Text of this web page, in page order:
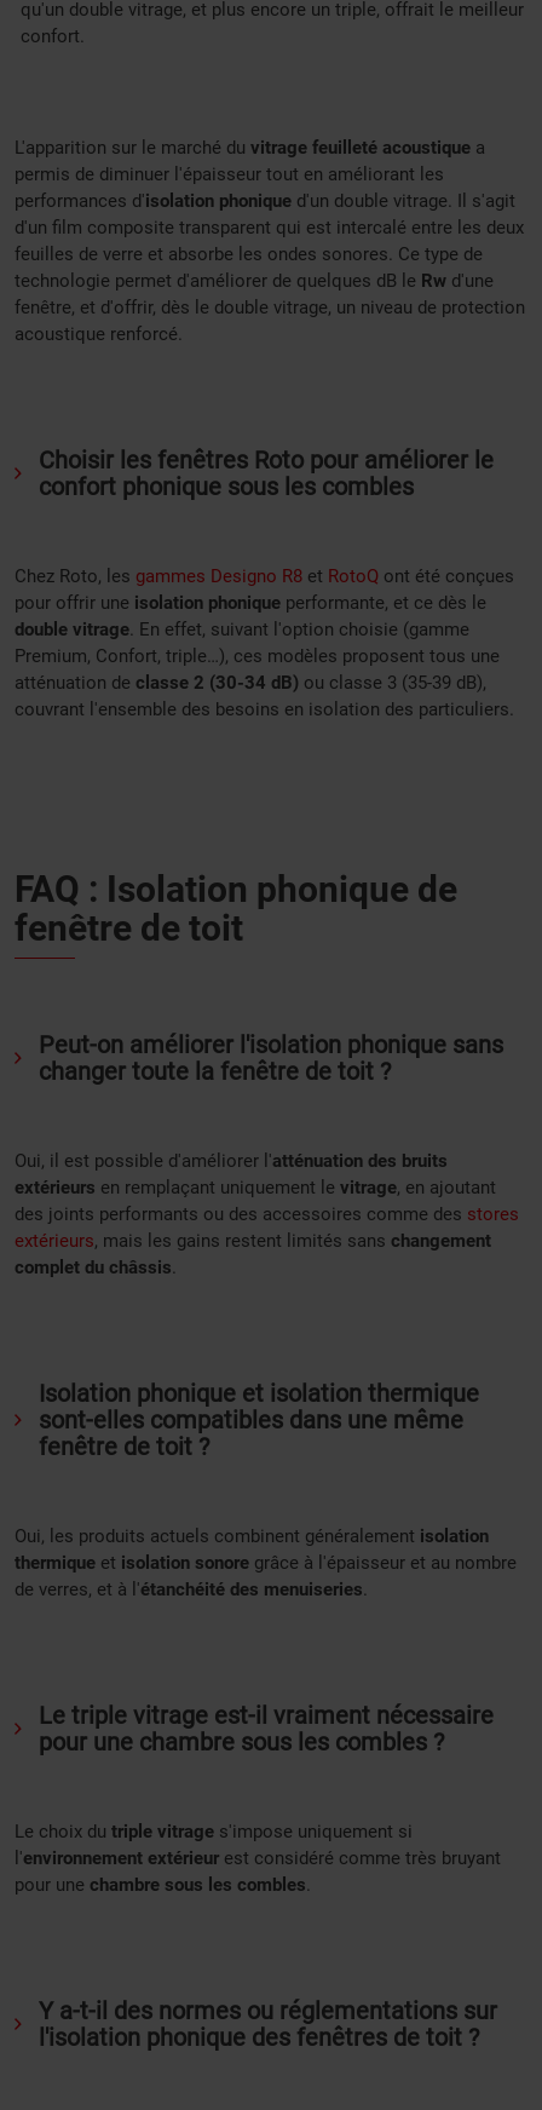
qu'un double vitrage, et plus encore un triple, offrait le meilleur
confort.
L'apparition sur le marché du vitrage feuilleté acoustique a
permis de diminuer l'épaisseur tout en améliorant les
performances d'isolation phonique d'un double vitrage. Il s'agit
d'un film composite transparent qui est intercalé entre les deux
feuilles de verre et absorbe les ondes sonores. Ce type de
technologie permet d'améliorer de quelques dB le Rw d'une
fenêtre, et d'offrir, dès le double vitrage, un niveau de protection
acoustique renforcé.
Choisir les fenêtres Roto pour améliorer le
confort phonique sous les combles
Chez Roto, les gammes Designo R8 et RotoQ ont été conçues
pour offrir une isolation phonique performante, et ce dès le
double vitrage. En effet, suivant l'option choisie (gamme
Premium, Confort, triple…), ces modèles proposent tous une
atténuation de classe 2 (30-34 dB) ou classe 3 (35-39 dB),
couvrant l'ensemble des besoins en isolation des particuliers.
FAQ : Isolation phonique de
fenêtre de toit
Peut-on améliorer l'isolation phonique sans
changer toute la fenêtre de toit ?
Oui, il est possible d'améliorer l'atténuation des bruits
extérieurs en remplaçant uniquement le vitrage, en ajoutant
des joints performants ou des accessoires comme des stores
extérieurs, mais les gains restent limités sans changement
complet du châssis.
Isolation phonique et isolation thermique
sont-elles compatibles dans une même
fenêtre de toit ?
Oui, les produits actuels combinent généralement isolation
thermique et isolation sonore grâce à l'épaisseur et au nombre
de verres, et à l'étanchéité des menuiseries.
Le triple vitrage est-il vraiment nécessaire
pour une chambre sous les combles ?
Le choix du triple vitrage s'impose uniquement si
l'environnement extérieur est considéré comme très bruyant
pour une chambre sous les combles.
Y a-t-il des normes ou réglementations sur
l'isolation phonique des fenêtres de toit ?